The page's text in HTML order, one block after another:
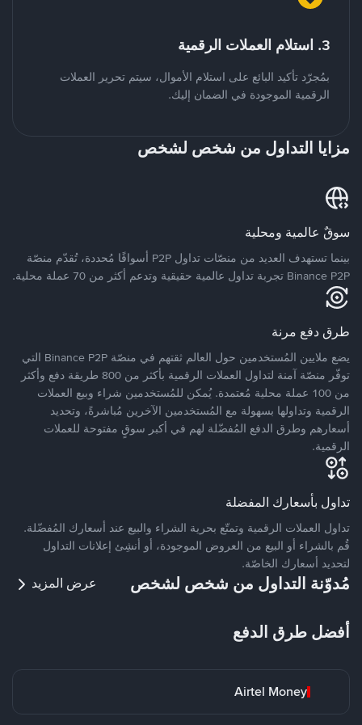
3. استلام العملات الرقمية
بمُجرّد تأكيد البائع على استلام الأموال، سيتم تحرير العملات
الرقمية الموجودة في الضمان إليك.
مزايا التداول من شخص لشخص
سوقٌ عالمية ومحلية
بينما تستهدف العديد من منصّات تداول P2P أسواقًا مُحددة، تُقدّم منصّة
Binance P2P تجربة تداول عالمية حقيقية وتدعم أكثر من 70 عملة محلية.
طرق دفع مرنة
يضع ملايين المُستخدمين حول العالم ثقتهم في منصّة Binance P2P التي
توفّر منصّة آمنة لتداول العملات الرقمية بأكثر من 800 طريقة دفع وأكثر
من 100 عملة محلية مُعتمدة. يُمكن للمُستخدمين شراء وبيع العملات
الرقمية وتداولها بسهولة مع المُستخدمين الآخرين مُباشرةً، وتحديد
أسعارهم وطرق الدفع المُفضّلة لهم في أكبر سوقٍ مفتوحة للعملات
الرقمية.
تداول بأسعارك المفضلة
تداول العملات الرقمية وتمتّع بحرية الشراء والبيع عند أسعارك المُفضّلة.
قُم بالشراء أو البيع من العروض الموجودة، أو أنشِئ إعلانات التداول
لتحديد أسعارك الخاصّة.
مُدوّنة التداول من شخص لشخص عرض المزيد
أفضل طرق الدفع
Airtel Money